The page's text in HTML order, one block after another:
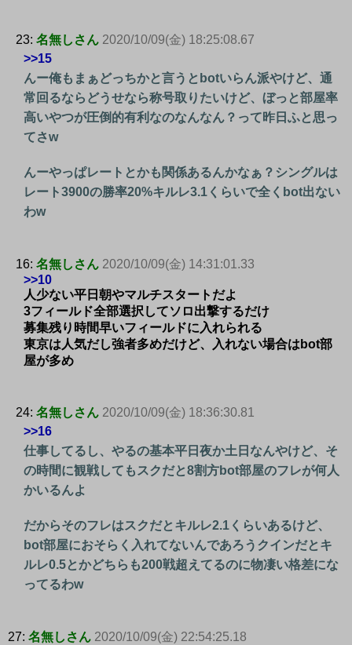
23: 名無しさん 2020/10/09(金) 18:25:08.67
>>15
んー俺もまぁどっちかと言うとbotいらん派やけど、通
常回るならどうせなら称号取りたいけど、ぼっと部屋率
高いやつが圧倒的有利なのなんなん？って昨日ふと思っ
てさw
んーやっぱレートとかも関係あるんかなぁ？シングルは
レート3900の勝率20%キルレ3.1くらいで全くbot出ない
わw
16: 名無しさん 2020/10/09(金) 14:31:01.33
>>10
人少ない平日朝やマルチスタートだよ
3フィールド全部選択してソロ出撃するだけ
募集残り時間早いフィールドに入れられる
東京は人気だし強者多めだけど、入れない場合はbot部
屋が多め
24: 名無しさん 2020/10/09(金) 18:36:30.81
>>16
仕事してるし、やるの基本平日夜か土日なんやけど、そ
の時間に観戦してもスクだと8割方bot部屋のフレが何人
かいるんよ
だからそのフレはスクだとキルレ2.1くらいあるけど、
bot部屋におそらく入れてないんであろうクインだとキ
ルレ0.5とかどちらも200戦超えてるのに物凄い格差にな
ってるわw
27: 名無しさん 2020/10/09(金) 22:54:25.18